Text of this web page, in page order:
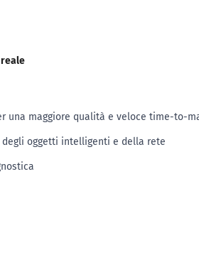
una maggiore qualità e veloce time-to-
oggetti intelligenti e della rete